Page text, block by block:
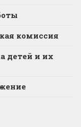
комиссия
детей и их